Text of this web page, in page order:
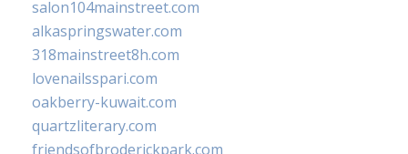
salon104mainstreet.com
alkaspringswater.com
318mainstreet8h.com
lovenailsspari.com
oakberry-kuwait.com
quartzliterary.com
friendsofbroderickpark.com